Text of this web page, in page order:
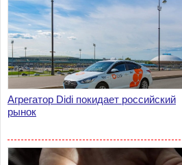
Агрегатор Didi покидает российский
рынок